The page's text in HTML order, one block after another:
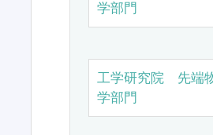
学部門
工学研究院 先端
学部門